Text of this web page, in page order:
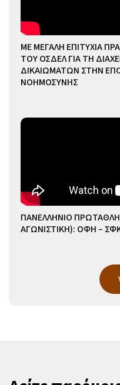
ΜΕ ΜΕΓΑΛΗ ΕΠΙΤΥΧΙΑ
ΤΟΥ ΟΣΔΕΛ ΓΙΑ ΤΗ
ΔΙΚΑΙΩΜΑΤΩΝ ΣΤΗΝ
ΝΟΗΜΟΣΥΝΗΣ
ΠΑΝΕΛΛΗΝΙΟ
ΑΓΩΝΙΣΤΙΚΗ): ΟΦΗ –